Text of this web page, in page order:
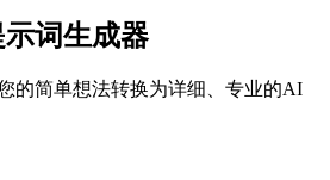
词生成器
的简单想法转换为详细、专业的AI